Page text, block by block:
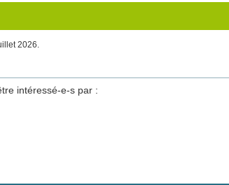
2026.
intéressé-e-s par :